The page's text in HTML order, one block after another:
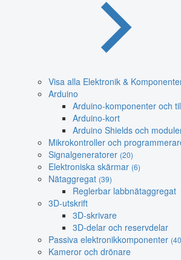
Visa alla Elektronik &
Arduino
Arduino-komponenter och
Arduino-kort
Arduino Shields och
Mikrokontroller och
Signalgeneratorer (20)
Elektroniska skärmar (6)
Nätaggregat (39)
Reglerbar labbnätaggregat
3D-utskrift
3D-skrivare
3D-delar och reservdelar
Passiva elektronikkomponenter
Kameror och drönare